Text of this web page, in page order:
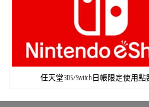
任天堂3DS/Switch日帳限定使用